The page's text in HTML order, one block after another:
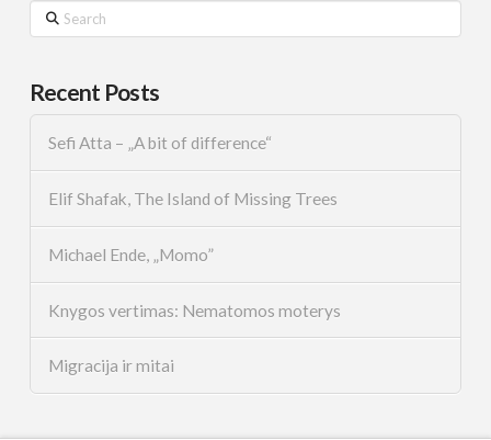
Search
Recent Posts
Sefi Atta – „A bit of difference“
Elif Shafak, The Island of Missing Trees
Michael Ende, „Momo”
Knygos vertimas: Nematomos moterys
Migracija ir mitai